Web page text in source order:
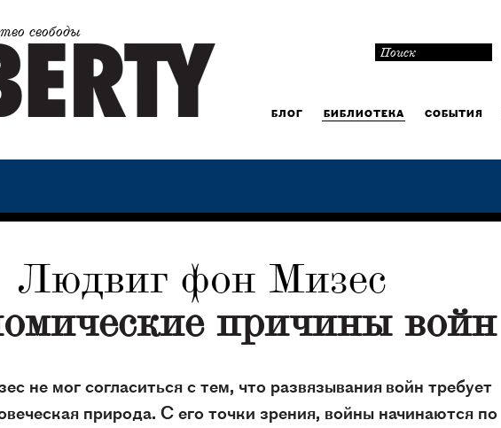
свободы
БЛОГ БИБЛИОТЕКА СОБЫТИЯ
Людвиг фон Мизес
причины войн
не мог согласиться с тем, что развязывания войн требует
природа. С его точки зрения, войны начинаются по